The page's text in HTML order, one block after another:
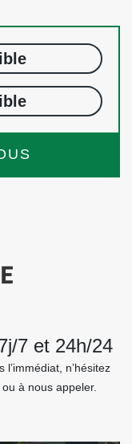
7 et 24h/24
n’hésitez
à nous appeler.